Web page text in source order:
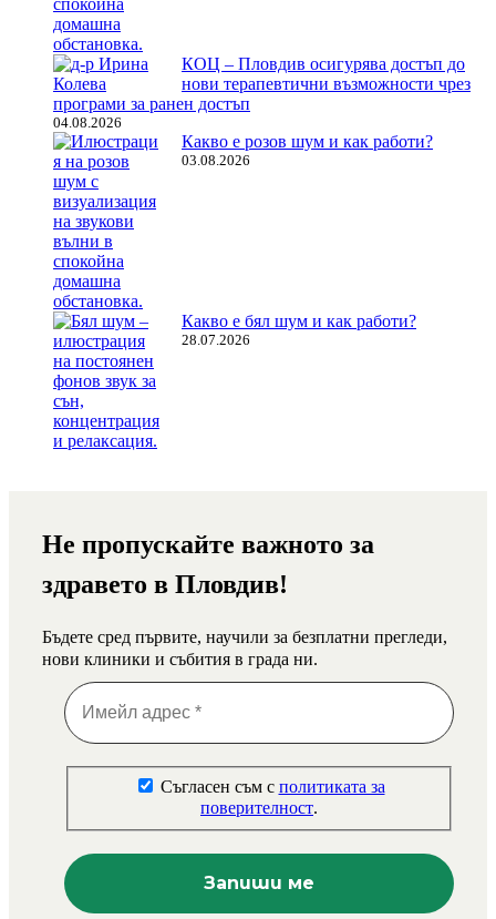
КОЦ – Пловдив осигурява достъп до
нови терапевтични възможности чрез
програми за ранен достъп
04.08.2026
Какво е розов шум и как работи?
03.08.2026
Какво е бял шум и как работи?
28.07.2026
Не пропускайте важното за
здравето в Пловдив!
Бъдете сред първите, научили за безплатни прегледи,
нови клиники и събития в града ни.
Съгласен съм с политиката за
поверителност.